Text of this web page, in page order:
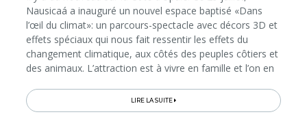
Nausicaá a inauguré un nouvel espace baptisé «Dans
l’œil du climat»: un parcours-spectacle avec décors 3D et
effets spéciaux qui nous fait ressentir les effets du
changement climatique, aux côtés des peuples côtiers et
des animaux. L’attraction est à vivre en famille et l’on en
Car le plus grand aquarium d’Europe est aussi un
important centre de recherche scientifique sur la mer et,
LIRE LA SUITE